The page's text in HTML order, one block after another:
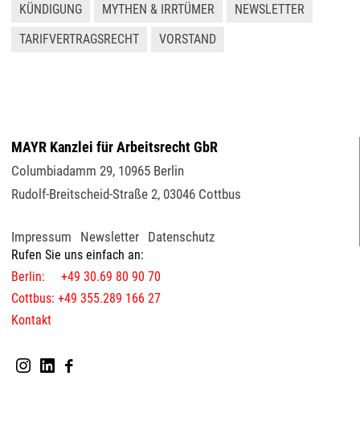
KÜNDIGUNG
MYTHEN & IRRTÜMER
NEWSLETTER
TARIFVERTRAGSRECHT
VORSTAND
MAYR Kanzlei für Arbeitsrecht GbR
Columbiadamm 29, 10965 Berlin
Rudolf-Breitscheid-Straße 2, 03046 Cottbus
Impressum Newsletter Datenschutz
Rufen Sie uns einfach an:
Berlin: +49 30.69 80 90 70
Cottbus: +49 355.289 166 27
Kontakt